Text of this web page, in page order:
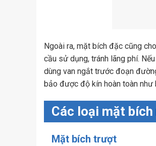
Ngoài ra, mặt bích đặc cũng
cầu sử dụng, tránh lãng phí.
dùng van ngắt trước đoạn
bảo được độ kín hoàn toàn như
Các loại mặt bích
Mặt bích trượt